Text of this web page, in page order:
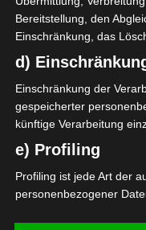
SPIELTAG 1
22 Aug. 2026
PS Sakiet Eddaïer
22 Aug. 2026
ES Hammam
Bereitstellung, den
Einschränkung, das
d)
Einschränkung der
gespeicherter
künftige Verarbeitung
e) Profiling
Profiling ist jede Art der
personenbezogener